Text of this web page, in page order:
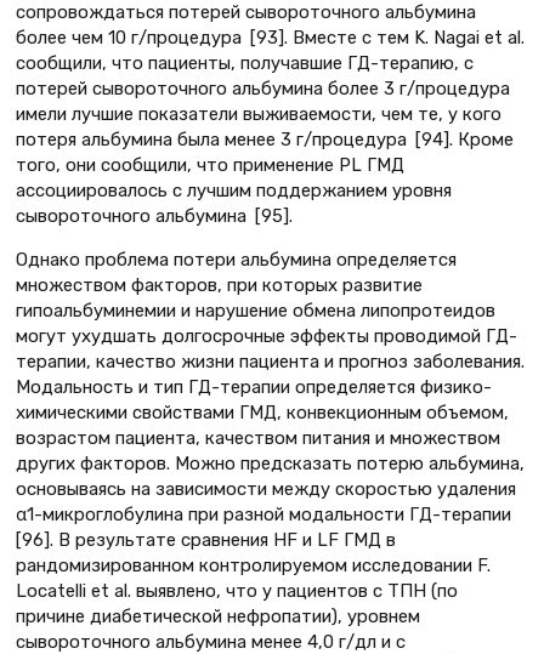
сопровождаться потерей сывороточного альбумина
более чем 10 г/процедура [93]. Вместе с тем K. Nagai et al.
сообщили, что пациенты, получавшие ГД-терапию, с
потерей сывороточного альбумина более 3 г/процедура
имели лучшие показатели выживаемости, чем те, у кого
потеря альбумина была менее 3 г/процедура [94]. Кроме
того, они сообщили, что применение PL ГМД
ассоциировалось с лучшим поддержанием уровня
сывороточного альбумина [95].
Однако проблема потери альбумина определяется
множеством факторов, при которых развитие
гипоальбуминемии и нарушение обмена липопротеидов
могут ухудшать долгосрочные эффекты проводимой ГД-
терапии, качество жизни пациента и прогноз заболевания.
Модальность и тип ГД-терапии определяется физико-
химическими свойствами ГМД, конвекционным объемом,
возрастом пациента, качеством питания и множеством
других факторов. Можно предсказать потерю альбумина,
основываясь на зависимости между скоростью удаления
α1-микроглобулина при разной модальности ГД-терапии
[96]. В результате сравнения HF и LF ГМД в
рандомизированном контролируемом исследовании F.
Locatelli et al. выявлено, что у пациентов с ТПН (по
причине диабетической нефропатии), уровнем
сывороточного альбумина менее 4,0 г/дл и с